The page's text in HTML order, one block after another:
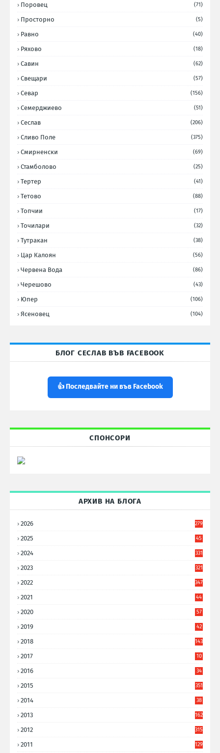
Поровец (71)
Просторно (5)
Равно (40)
Ряхово (18)
Савин (62)
Свещари (57)
Севар (156)
Семерджиево (51)
Сеслав (206)
Сливо Поле (375)
Смирненски (69)
Стамболово (25)
Тертер (41)
Тетово (88)
Топчии (17)
Точилари (32)
Тутракан (38)
Цар Калоян (56)
Червена Вода (86)
Черешово (43)
Юпер (106)
Ясеновец (104)
БЛОГ СЕСЛАВ ВЪВ FACEBOOK
👍 Последвайте ни във Facebook
СПОНСОРИ
АРХИВ НА БЛОГА
2026 279
2025
45
2024 331
2023 321
2022 347
2021
44
2020
57
2019
42
2018 143
2017
10
2016
34
2015 351
2014
38
2013 162
2012 315
2011 129